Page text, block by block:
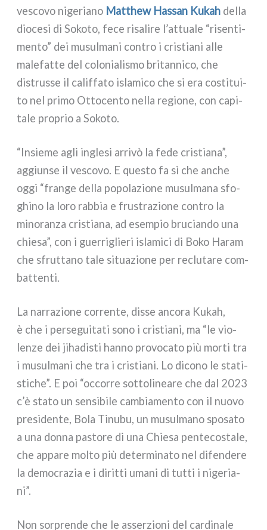
vesco­vo nige­ria­no Matthew Hassan Kukah del­la
dio­ce­si di Sokoto, fece risa­li­re l’attuale “risen­ti­
men­to” dei musul­ma­ni con­tro i cri­stia­ni alle
male­fat­te del colo­nia­li­smo bri­tan­ni­co, che
distrus­se il calif­fa­to isla­mi­co che si era costi­tui­
to nel pri­mo Ottocento nel­la regio­ne, con capi­
ta­le pro­prio a Sokoto.
“Insieme agli ingle­si arri­vò la fede cri­stia­na”,
aggiun­se il vesco­vo. E que­sto fa sì che anche
oggi “fran­ge del­la popo­la­zio­ne musul­ma­na sfo­
ghi­no la loro rab­bia e fru­stra­zio­ne con­tro la
mino­ran­za cri­stia­na, ad esem­pio bru­cian­do una
chie­sa”, con i guer­ri­glie­ri isla­mi­ci di Boko Haram
che sfrut­ta­no tale situa­zio­ne per reclu­ta­re com­
bat­ten­ti.
La nar­ra­zio­ne cor­ren­te, dis­se anco­ra Kukah,
è che i per­se­gui­ta­ti sono i cri­stia­ni, ma “le vio­
len­ze dei jiha­di­sti han­no pro­vo­ca­to più mor­ti tra
i musul­ma­ni che tra i cri­stia­ni. Lo dico­no le sta­ti­
sti­che”. E poi “occor­re sot­to­li­nea­re che dal 2023
c’è sta­to un sen­si­bi­le cam­bia­men­to con il nuo­vo
pre­si­den­te, Bola Tinubu, un musul­ma­no spo­sa­to
a una don­na pasto­re di una Chiesa pen­te­co­sta­le,
che appa­re mol­to più deter­mi­na­to nel difen­de­re
la demo­cra­zia e i dirit­ti uma­ni di tut­ti i nige­ria­
ni”.
Non sor­pren­de che le asser­zio­ni del car­di­na­le